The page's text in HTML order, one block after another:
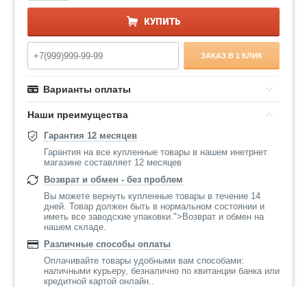
КУПИТЬ
ЗАКАЗ В 1 КЛИК
Варианты оплаты
Наши преимущества
Гарантия 12 месяцев
Гарантия на все купленные товары в нашем инетрнет
магазине составляет 12 месяцев
Возврат и обмен - без проблем
Вы можете вернуть купленные товары в течение 14
дней. Товар должен быть в нормальном состоянии и
иметь все заводские упаковки.">Возврат и обмен на
нашем складе.
Различные способы оплаты
Оплачивайте товары удобными вам способами:
наличными курьеру, безналично по квитанции банка или
кредитной картой онлайн..